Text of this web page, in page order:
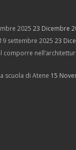
2025 23 Dicembre
settembre 2025 23
comporre
scuola di Atene 15